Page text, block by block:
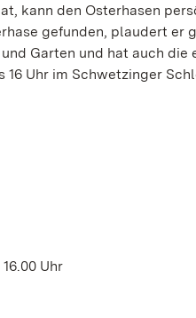
kann den Osterhasen
gefunden, plaudert er
Garten und hat auch
16 Uhr im Schwetzinger
Uhr